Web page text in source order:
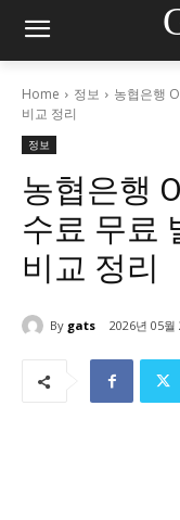
Home 정보
농협은행
비교 정리
정보
농협은행
수료 무료
비교 정리
By gats 2026년 05월